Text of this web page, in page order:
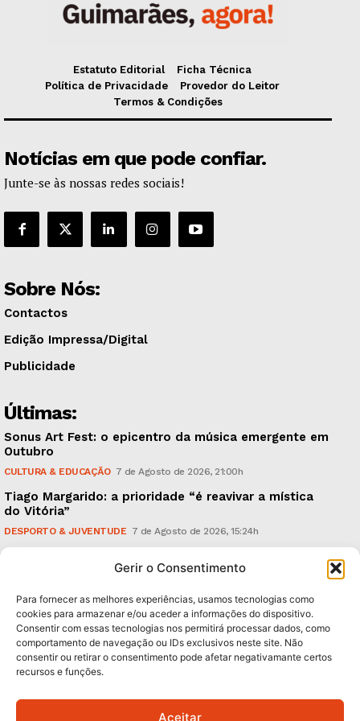
Gerir o Consentimento
Para fornecer as melhores experiências, usamos tecnologias como
cookies para armazenar e/ou aceder a informações do dispositivo.
Consentir com essas tecnologias nos permitirá processar dados, como
comportamento de navegação ou IDs exclusivos neste site. Não
consentir ou retirar o consentimento pode afetar negativamante certos
recursos e funções.
Aceitar
Estatuto Editorial
Ficha Técnica
Política de Privacidade
Provedor do Leitor
Termos & Condições
Notícias em que pode confiar.
Junte-se às nossas redes sociais!
Sobre Nós:
Contactos
Edição Impressa/Digital
Publicidade
Últimas:
Sonus Art Fest: o epicentro da música emergente em
Outubro
CULTURA & EDUCAÇÃO 7 de Agosto de 2026, 21:00h
Tiago Margarido: a prioridade “é reavivar a mística
do Vitória”
DESPORTO & JUVENTUDE 7 de Agosto de 2026, 15:24h
caudais e antecipa situações de risco
Subscreva Newsletter: